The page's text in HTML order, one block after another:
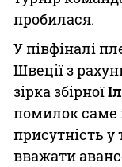
пробилася.
У півфіналі
Швеції з
зірка збірної
помилок саме
присутність
вважати